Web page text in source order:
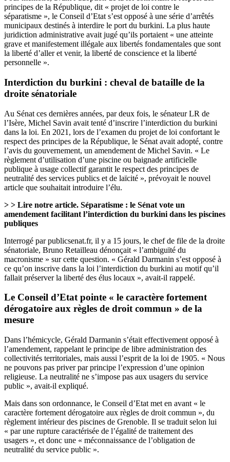
principes de la République, dit « projet de loi contre le
séparatisme », le Conseil d’Etat s’est opposé à une série d’arrêtés
municipaux destinés à interdire le port du burkini. La plus haute
juridiction administrative avait jugé qu’ils portaient « une atteinte
grave et manifestement illégale aux libertés fondamentales que sont
la liberté d’aller et venir, la liberté de conscience et la liberté
personnelle ».
Interdiction du burkini : cheval de bataille de la
droite sénatoriale
Au Sénat ces dernières années, par deux fois, le sénateur LR de
l’Isère, Michel Savin avait tenté d’inscrire l’interdiction du burkini
dans la loi. En 2021, lors de l’examen du projet de loi confortant le
respect des principes de la République, le Sénat avait adopté, contre
l’avis du gouvernement, un amendement de Michel Savin. « Le
règlement d’utilisation d’une piscine ou baignade artificielle
publique à usage collectif garantit le respect des principes de
neutralité des services publics et de laïcité », prévoyait le nouvel
article que souhaitait introduire l’élu.
> > Lire notre article. Séparatisme : le Sénat vote un
amendement facilitant l’interdiction du burkini dans les piscines
publiques
Interrogé par publicsenat.fr, il y a 15 jours, le chef de file de la droite
sénatoriale, Bruno Retailleau dénonçait « l’ambiguïté du
macronisme » sur cette question. « Gérald Darmanin s’est opposé à
ce qu’on inscrive dans la loi l’interdiction du burkini au motif qu’il
fallait préserver la liberté des élus locaux », avait-il rappelé.
Le Conseil d’Etat pointe « le caractère fortement
dérogatoire aux règles de droit commun » de la
mesure
Dans l’hémicycle, Gérald Darmanin s’était effectivement opposé à
l’amendement, rappelant le principe de libre administration des
collectivités territoriales, mais aussi l’esprit de la loi de 1905. « Nous
ne pouvons pas priver par principe l’expression d’une opinion
religieuse. La neutralité ne s’impose pas aux usagers du service
public », avait-il expliqué.
Mais dans son ordonnance, le Conseil d’Etat met en avant « le
caractère fortement dérogatoire aux règles de droit commun », du
règlement intérieur des piscines de Grenoble. Il se traduit selon lui
« par une rupture caractérisée de l’égalité de traitement des
usagers », et donc une « méconnaissance de l’obligation de
neutralité du service public ».